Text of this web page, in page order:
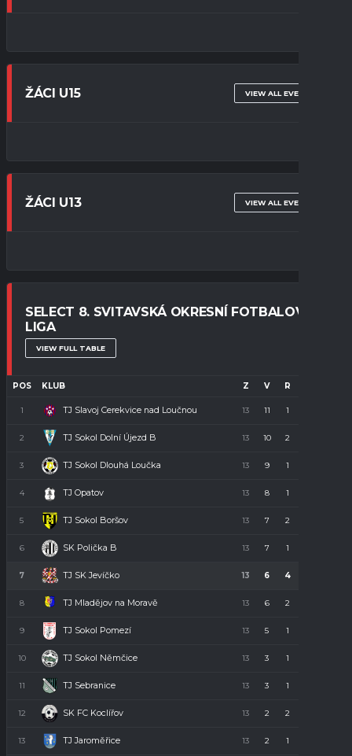
ŽÁCI U15 VIEW ALL EVENTS
ŽÁCI U13 VIEW ALL EVENTS
SELECT 8. SVITAVSKÁ OKRESNÍ FOTBALOVÁ
LIGA
VIEW FULL TABLE
POS KLUB Z V R
1 TJ Slavoj Cerekvice nad Loučnou 13 11 1
2 TJ Sokol Dolní Újezd B 13 10 2
3 TJ Sokol Dlouhá Loučka 13 9 1
4 TJ Opatov 13 8 1
5 TJ Sokol Boršov 13 7 2
6 SK Polička B 13 7 1
7 TJ SK Jevíčko 13 6 4
8 TJ Mladějov na Moravě 13 6 2
9 TJ Sokol Pomezí 13 5 1
10 TJ Sokol Němčice 13 3 1
11 TJ Sebranice 13 3 1
12 SK FC Koclířov 13 2 2
13 TJ Jaroměřice 13 2 1